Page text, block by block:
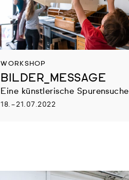
WORKSHOP
BILDER_MESSAGE
Eine künstlerische Spurensuche
18. – 21.07.2022